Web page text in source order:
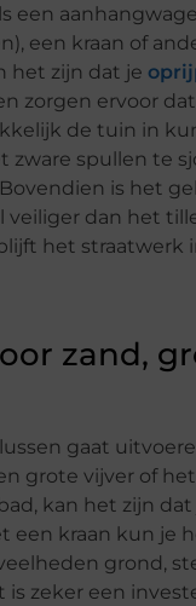
een
een kraan of
het zijn dat je
zorgen ervoor
de tuin in
zware spullen te
is het
veiliger dan het
het straatwerk
zand,
gaat
grote vijver of
kan het zijn dat
een kraan kun je
grond,
is zeker een